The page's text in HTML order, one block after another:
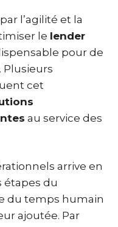
l’agilité et la
le lender
pour de
cet
au service des
arrive en
étapes du
du temps humain
ajoutée. Par